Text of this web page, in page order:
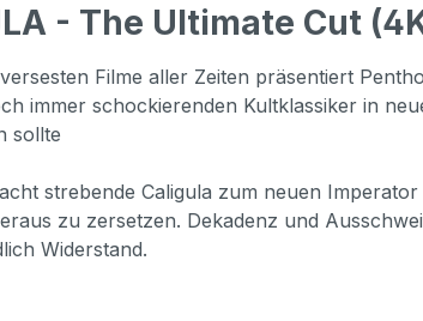
- The Ultimate Cut
Filme aller Zeiten präsentiert
immer schockierenden Kultklassiker in
sollte
strebende Caligula zum neuen
zu zersetzen. Dekadenz und
Widerstand.